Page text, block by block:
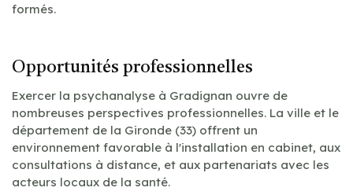
formés.
Opportunités professionnelles
Exercer la psychanalyse à Gradignan ouvre de
nombreuses perspectives professionnelles. La ville et le
département de la Gironde (33) offrent un
environnement favorable à l'installation en cabinet, aux
consultations à distance, et aux partenariats avec les
acteurs locaux de la santé.